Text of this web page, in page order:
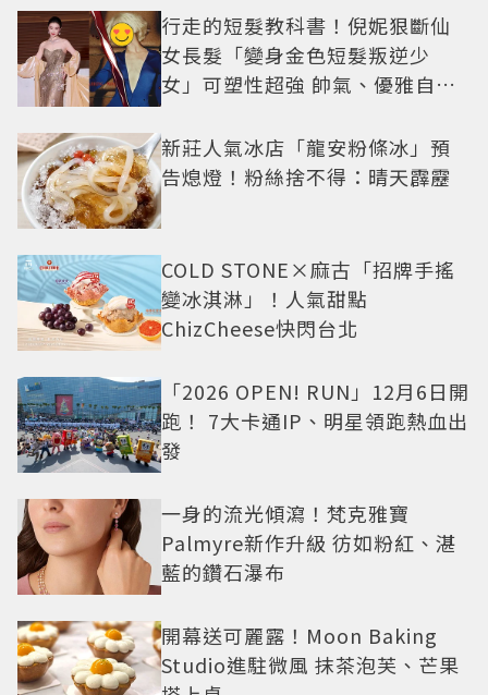
行走的短髮教科書！倪妮狠斷仙
女長髮「變身金色短髮叛逆少
女」可塑性超強 帥氣、優雅自由
新莊人氣冰店「龍安粉條冰」預
告熄燈！粉絲捨不得：晴天霹靂
COLD STONE×麻古「招牌手搖
變冰淇淋」！人氣甜點
ChizCheese快閃台北
「2026 OPEN! RUN」12月6日開
跑！ 7大卡通IP、明星領跑熱血出
發
一身的流光傾瀉！梵克雅寶
Palmyre新作升級 彷如粉紅、湛
藍的鑽石瀑布
開幕送可麗露！Moon Baking
Studio進駐微風 抹茶泡芙、芒果